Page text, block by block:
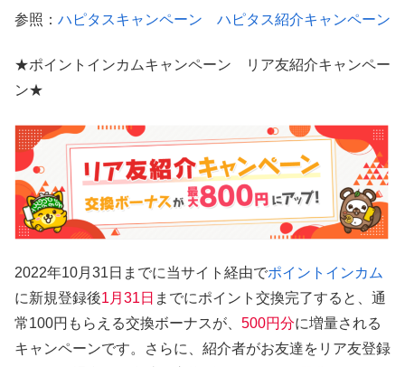
参照： ハピタスキャンペーン ハピタス紹介キャンペーン
★ポイントインカムキャンペーン リア友紹介キャンペー
ン★
2022年10月31日までに当サイト経由でポイントインカム
に新規登録後1月31日 までにポイント交換完了すると、通
常100円もらえる交換ボーナスが、 500円分に増量される
キャンペーンです。さらに、紹介者がお友達をリア友登録